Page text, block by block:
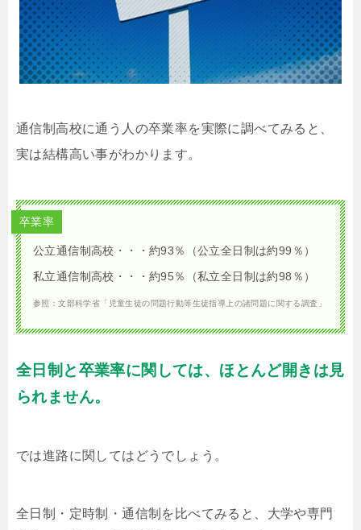
通信制高校に通う人の卒業率を実際に調べてみると、
実は結構高い事がわかります。
卒業率
公立通信制高校・・・約93％（公立全日制は約99％）
私立通信制高校・・・約95％（私立全日制は約98％）
参照：文部科学省「児童生徒の問題行動等生徒指導上の諸問題に関する調査」
全日制と卒業率に関しては、ほとんど開きは見
られません。
では進路に関してはどうでしょう。
全日制・定時制・通信制を比べてみると、大学や専門